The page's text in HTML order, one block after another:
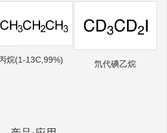
烷(1-13C,99%) 氘代碘乙烷